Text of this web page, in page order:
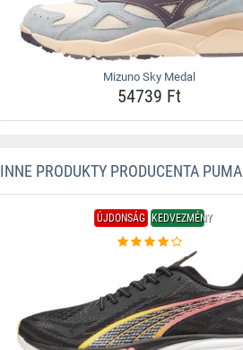
Mizuno Sky Medal
54739 Ft
INNE PRODUKTY PRODUCENTA PUMA
ÚJDONSÁG KEDVEZMÉNY